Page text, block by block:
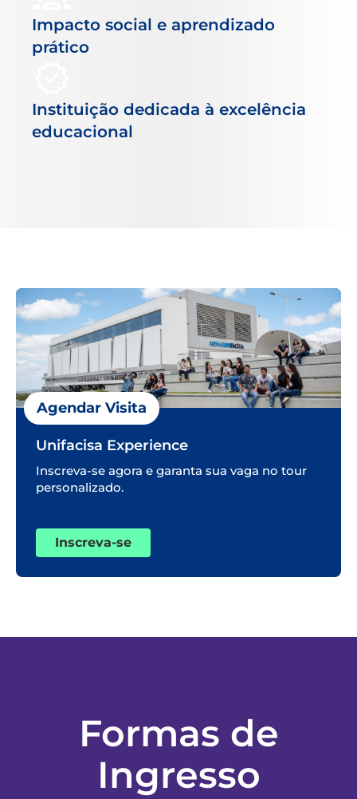
Impacto social e aprendizado
prático
Instituição dedicada à excelência
educacional
Agendar Visita
Unifacisa Experience
Inscreva-se agora e garanta sua vaga no tour
personalizado.
Inscreva-se
Formas de
Ingresso